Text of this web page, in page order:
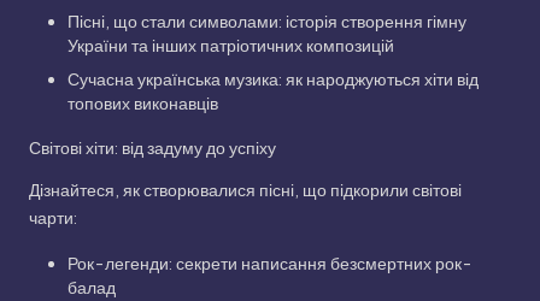
Пісні, що стали символами: історія створення гімну
України та інших патріотичних композицій
Сучасна українська музика: як народжуються хіти від
топових виконавців
Світові хіти: від задуму до успіху
Дізнайтеся, як створювалися пісні, що підкорили світові
чарти:
Рок-легенди: секрети написання безсмертних рок-
балад